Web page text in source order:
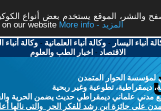
والنشر، الموقع يستخدم بعض أنواع
our website
More info - المزيد
أنباء اليسار -وكالة أنباء العلمانية -وكالة أنباء
الاقتصاد - اخبار الطب والعلوم
لمؤسسة الحوار المتمدن
ديمقراطية، تطوعية وغير ربحية
علماني ديمقراطي حديث يضمن الحرية
على جائزة ابن رشد للفكر الحر والتى نالها